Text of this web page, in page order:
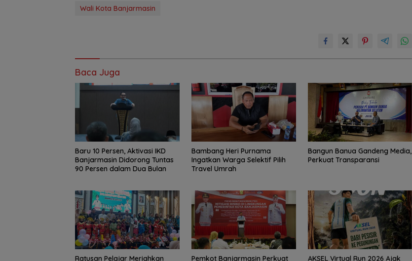
Wali Kota Banjarmasin
Baca Juga
Baru 10 Persen, Aktivasi IKD
Banjarmasin Didorong Tuntas
90 Persen dalam Dua Bulan
Bambang Heri Purnama
Ingatkan Warga Selektif Pilih
Travel Umrah
Bangun Banua Gandeng Media,
Perkuat Transparansi
Ratusan Pelajar Meriahkan
Pemkot Banjarmasin Perkuat
AKSEL Virtual Run 2026 Ajak